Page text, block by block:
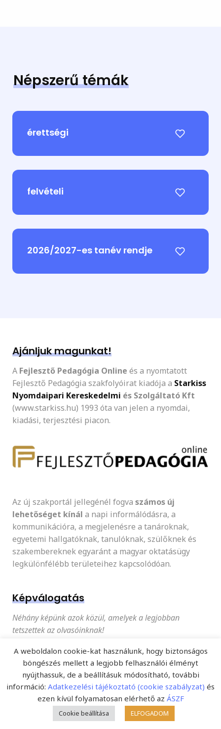
Népszerű témák
érettségi
felvételi
2026/2027-es tanév rendje
Ajánljuk magunkat!
A Fejlesztő Pedagógia Online és a nyomtatott
Fejlesztő Pedagógia szakfolyóirat kiadója a Starkiss
Nyomdaipari Kereskedelmi és Szolgáltató Kft
(www.starkiss.hu) 1993 óta van jelen a nyomdai,
kiadási, terjesztési piacon.
Az új szakportál jellegénél fogva számos új
lehetőséget kínál a napi informálódásra, a
kommunikációra, a megjelenésre a tanároknak,
egyetemi hallgatóknak, tanulóknak, szülőknek és
szakembereknek egyaránt a magyar oktatásügy
legkülönfélébb területeihez kapcsolódóan.
Képválogatás
Néhány képünk azok közül, amelyek a legjobban
tetszettek az olvasóinknak!
A weboldalon cookie-kat használunk, hogy biztonságos
böngészés mellett a legjobb felhasználói élményt
nyújthassuk, de a beállításuk módosítható, további
információ: Adatkezelési tájékoztató (cookie szabályzat) és
ezen kívül folyamatosan elérhető az ÁSZF
Cookie beállítása ELFOGADOM